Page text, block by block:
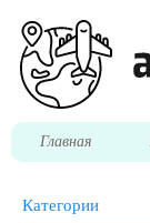
Главная
Категории